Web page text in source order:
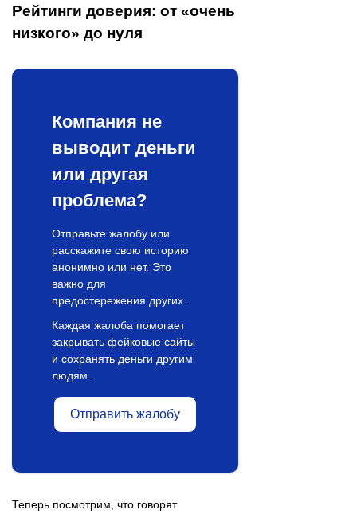
Рейтинги доверия: от «очень
низкого» до нуля
Компания не
выводит деньги
или другая
проблема?
Отправьте жалобу или
расскажите свою историю
анонимно или нет. Это
важно для
предостережения других.
Каждая жалоба помогает
закрывать фейковые сайты
и сохранять деньги другим
людям.
Отправить жалобу
Теперь посмотрим, что говорят